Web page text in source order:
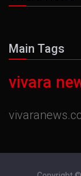
Main Tags
vivara